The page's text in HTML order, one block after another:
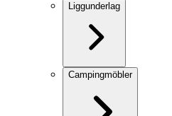
Liggunderlag
Campingmöbler